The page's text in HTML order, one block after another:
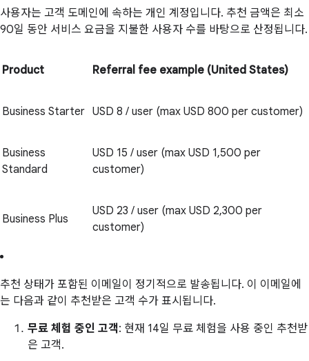
사용자는 고객 도메인에 속하는 개인 계정입니다. 추천 금액은 최소
90일 동안 서비스 요금을 지불한 사용자 수를 바탕으로 산정됩니다.
Product Referral fee example (United States)
Business Starter USD 8 / user (max USD 800 per customer)
Business
Standard
USD 15 / user (max USD 1,500 per
customer)
Business Plus
USD 23 / user (max USD 2,300 per
customer)
추천 상태가 포함된 이메일이 정기적으로 발송됩니다. 이 이메일에
는 다음과 같이 추천받은 고객 수가 표시됩니다.
무료 체험 중인 고객: 현재 14일 무료 체험을 사용 중인 추천받
은 고객.